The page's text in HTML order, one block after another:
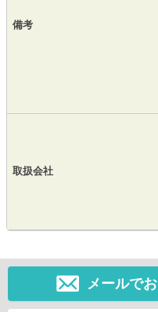
備考
取扱会社
メールで